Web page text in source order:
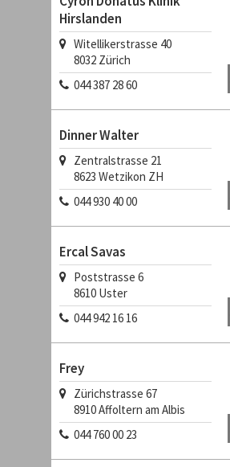
Hirslanden
Witellikerstrasse 40
8032 Zürich
044 387 28 60
Dinner Walter
Zentralstrasse 21
8623 Wetzikon ZH
044 930 40 00
Ercal Savas
Poststrasse 6
8610 Uster
044 942 16 16
Frey
Zürichstrasse 67
8910Affoltern am Albis
044 760 00 23